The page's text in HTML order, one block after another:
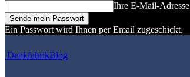
Ihre E-Mail-Adresse
Ein Passwort wird Ihnen per Email zugeschickt.
DenkfabrikBlog